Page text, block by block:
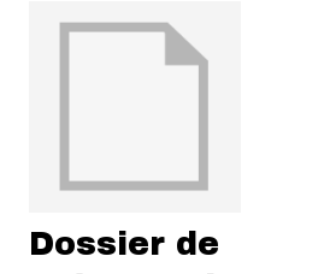
Dossier de